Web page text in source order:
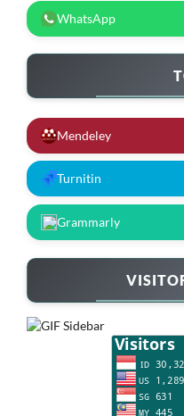
WhatsApp
Mendeley
Turnitin
Grammarly